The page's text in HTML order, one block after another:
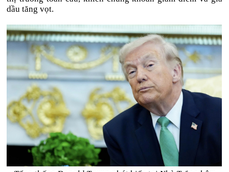
dầu tăng vọt.